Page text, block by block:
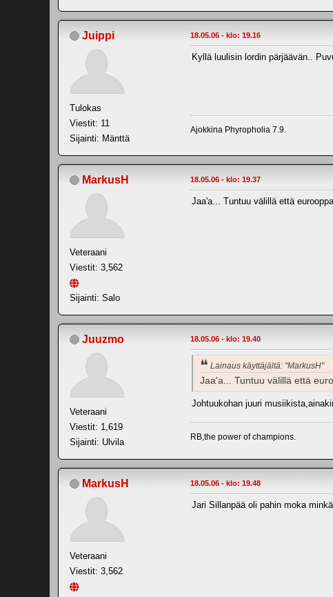
Juippi
Tulokas
Viestit: 11
Sijainti: Mänttä
18.05.06 - klo: 19.16
Kyllä luulisin lordin pärjäävän..
Ajokkina Phyropholia 7.9.
MarkusH
Veteraani
Viestit: 3,562
Sijainti: Salo
18.05.06 - klo: 19.37
Jaa'a... Tuntuu välillä että
Juuzmo
Veteraani
Viestit: 1,619
Sijainti: Ulvila
18.05.06 - klo: 19.40
Lainaus käyttäjältä: "MarkusH"
Jaa'a... Tuntuu välillä että
Johtuukohan juuri
RB,the power of champions.
MarkusH
Veteraani
Viestit: 3,562
18.05.06 - klo: 19.48
Jari Sillanpää oli pahin moka